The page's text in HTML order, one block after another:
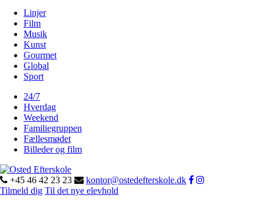
Linjer
Film
Musik
Kunst
Gourmet
Global
Sport
24/7
Hverdag
Weekend
Familiegruppen
Fællesmødet
Billeder og film
+45 46 42 23 23
kontor@ostedefterskole.dk
Tilmeld dig Til det nye elevhold